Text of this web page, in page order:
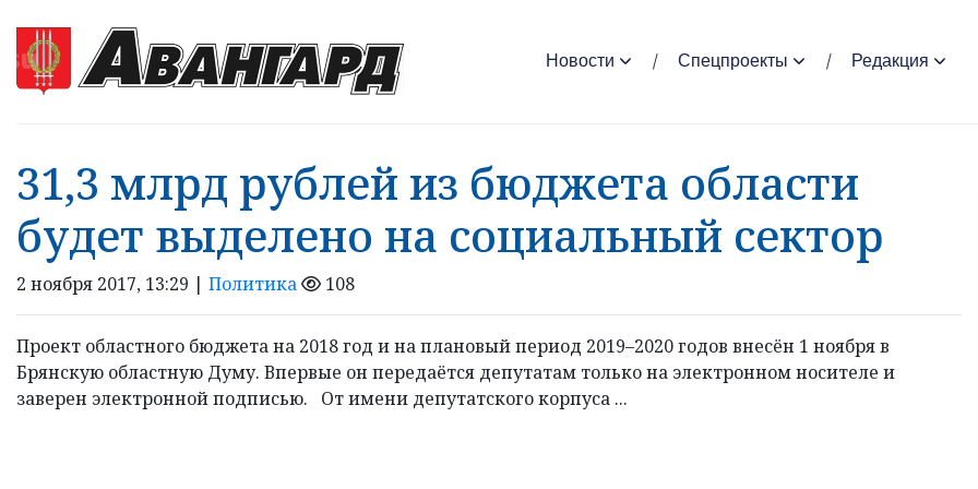
Новости Спецпроекты Редакция
31,3 млрд рублей из бюджета области
будет выделено на социальный сектор
2 ноября 2017, 13:29 | Политика 108
Проект областного бюджета на 2018 год и на плановый период 2019–2020 годов внесён 1 ноября в
Брянскую областную Думу. Впервые он передаётся депутатам только на электронном носителе и
заверен электронной подписью. От имени депутатского корпуса ...